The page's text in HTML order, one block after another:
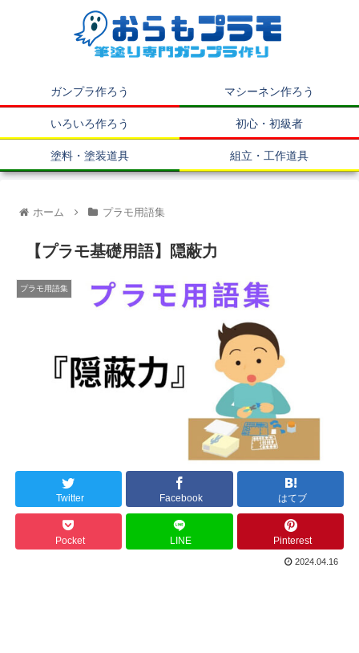
ガンプラ作ろう マシーネン作ろう
いろいろ作ろう 初心・初級者
塗料・塗装道具 組立・工作道具
ホーム プラモ用語集
【プラモ基礎用語】隠蔽力
プラモ用語集
Twitter Facebook はてブ
Pocket LINE Pinterest
2024.04.16